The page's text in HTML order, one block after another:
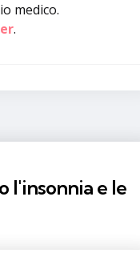
medico.
.
l'insonnia e le